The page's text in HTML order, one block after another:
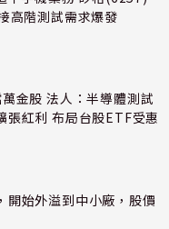
高階測試需求爆發
金股 法人：半導體測試
張紅利 布局台股ETF受惠
開始外溢到中小廠，股價